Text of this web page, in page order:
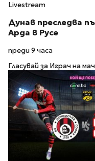
Livestream
Дунав преследва
Арда в Русе
преди 9 часа
Гласувай за Играч на